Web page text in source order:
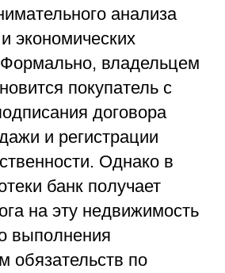
анализа
экономических
Формально, владельцем
покупатель с
договора
и регистрации
Однако в
банк получает
на эту недвижимость
выполнения
обязательств по